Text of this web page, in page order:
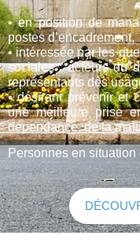
• en position de
postes d’encadrement,
• intéressée par les
sociales : acteurs du
représentants des
• désirant prévenir et
une meilleure prise
dépendance, de la
Personnes en